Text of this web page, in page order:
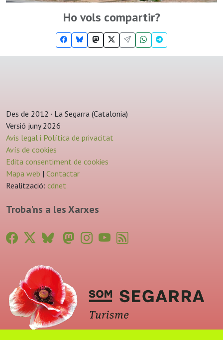
Ho vols compartir?
Des de 2012 · La Segarra (Catalonia)
Versió juny 2026
Avis legal i Política de privacitat
Avís de cookies
Edita consentiment de cookies
Mapa web | Contactar
Realització: cdnet
Troba'ns a les Xarxes